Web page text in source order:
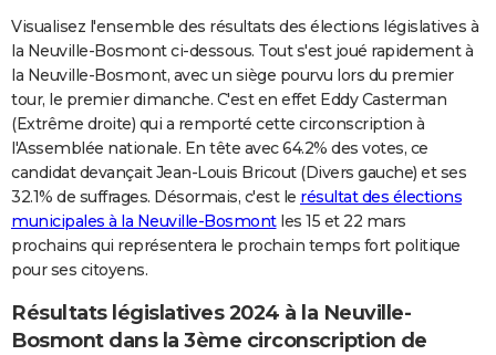
Carte de Noël
Carte Bonne année
Carte Saint-Valentin
Carte Pâques
Carte d'anniversaire
DICTIONNAIRE
Dictionnaire
Biographies
Citations
Expressions
Proverbes
COPAINS D'AVANT
S'inscrire
Se connecter
Lycées
Collèges
Primaires
Universités
Entreprises
Service militaire
Avis de recherche
AVIS DE DÉCÈS
FORUM
Visualisez l'ensemble des résultats des élections législatives à
la Neuville-Bosmont ci-dessous. Tout s'est joué rapidement à
la Neuville-Bosmont, avec un siège pourvu lors du premier
tour, le premier dimanche. C'est en effet Eddy Casterman
(Extrême droite) qui a remporté cette circonscription à
l'Assemblée nationale. En tête avec 64.2% des votes, ce
candidat devançait Jean-Louis Bricout (Divers gauche) et ses
32.1% de suffrages. Désormais, c'est le résultat des élections
municipales à la Neuville-Bosmontles 15 et 22 mars
prochains qui représentera le prochain temps fort politique
pour ses citoyens.
Résultats législatives 2024 à la Neuville-
Bosmont dans la 3ème circonscription de